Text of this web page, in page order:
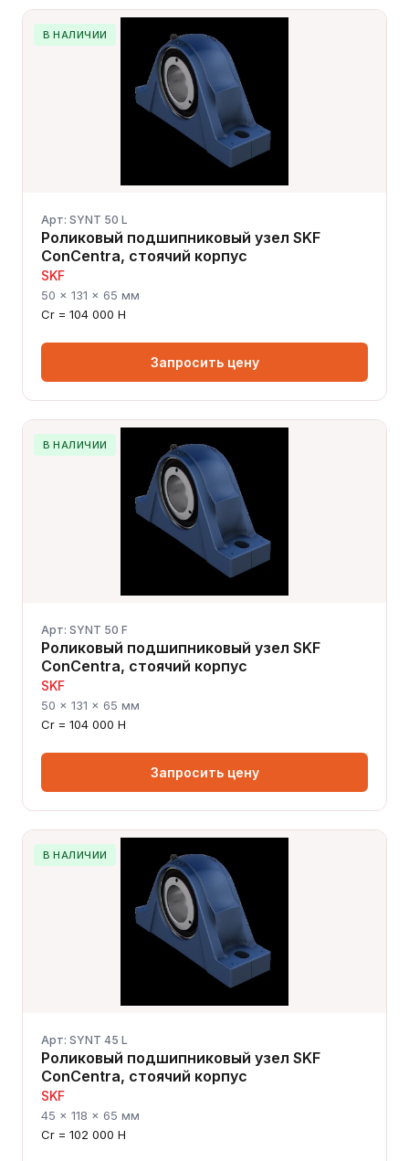
В НАЛИЧИИ
Арт: SYNT 50 L
Роликовый подшипниковый узел SKF
ConCentra, стоячий корпус
SKF
50 × 131 × 65 мм
Cr = 104 000 Н
Запросить цену
В НАЛИЧИИ
Арт: SYNT 50 F
Роликовый подшипниковый узел SKF
ConCentra, стоячий корпус
SKF
50 × 131 × 65 мм
Cr = 104 000 Н
Запросить цену
В НАЛИЧИИ
Арт: SYNT 45 L
Роликовый подшипниковый узел SKF
ConCentra, стоячий корпус
SKF
45 × 118 × 65 мм
Cr = 102 000 Н